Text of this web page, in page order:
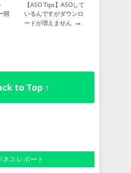
開
【ASO Tips】ASOして
いるんですがダウンロ
ードが増えません →
to Top ↑
スレポート